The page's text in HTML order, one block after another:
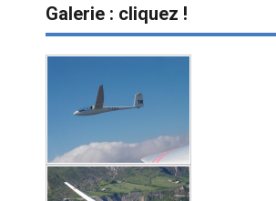
Galerie : cliquez !